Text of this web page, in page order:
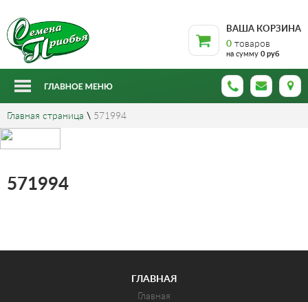
ВАША КОРЗИНА
0 товаров
на сумму 0 руб
Главная страница \ 571994
571994
ГЛАВНАЯ
Главная